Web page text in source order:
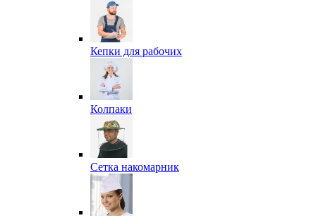
Кепки для рабочих
Колпаки
Сетка накомарник